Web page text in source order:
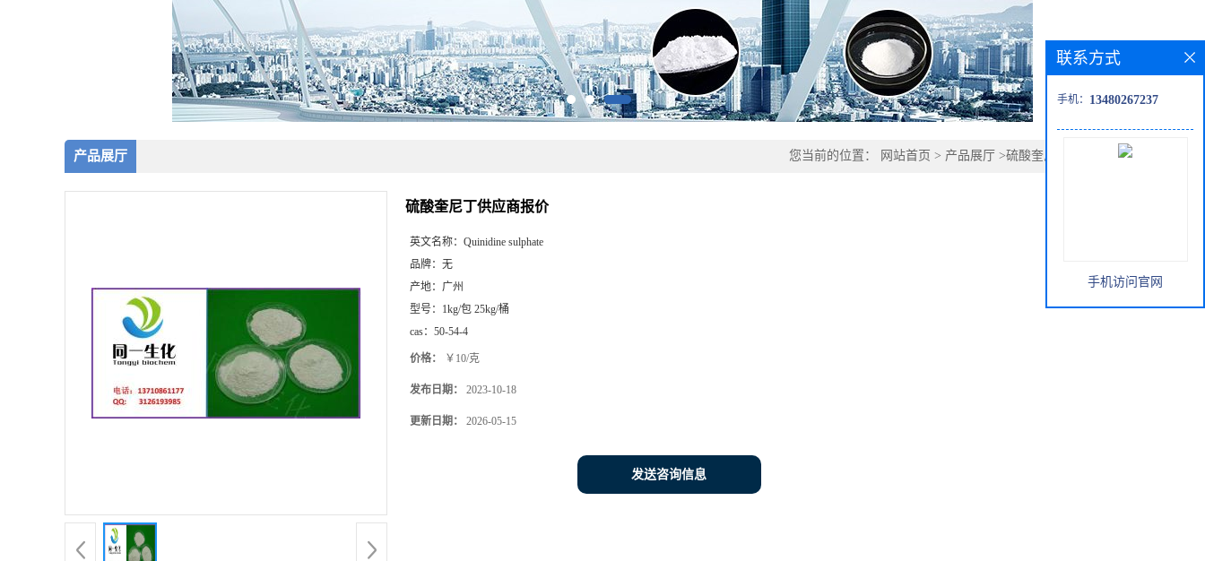
产品展厅 您当前的位置： 网站首页 > 产品展厅 >硫酸奎尼丁供应商报价
硫酸奎尼丁供应商报价
英文名称： Quinidine sulphate
品牌： 无
产地： 广州
型号： 1kg/包 25kg/桶
cas： 50-54-4
价格： ￥10/克
发布日期： 2023-10-18
更新日期： 2026-05-15
发送咨询信息
联系方式
手机： 13480267237
手机访问官网